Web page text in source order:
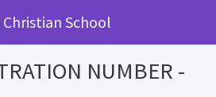
School
NUMBER -